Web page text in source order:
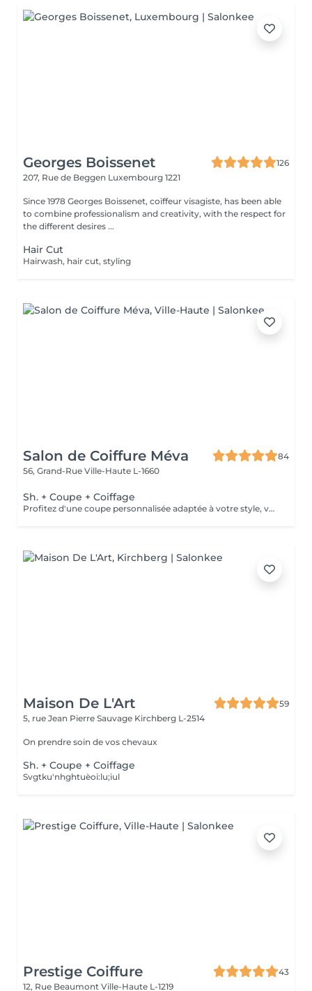
Georges Boissenet
126
207, Rue de Beggen Luxembourg 1221
Since 1978 Georges Boissenet, coiffeur visagiste, has been able
to combine professionalism and creativity, with the respect for
the different desires ...
Hair Cut
Hairwash, hair cut, styling
Salon de Coiffure Méva
84
56, Grand-Rue Ville-Haute L-1660
Sh. + Coupe + Coiffage
Profitez d'une coupe personnalisée adaptée à votre style, votre visage et la nature de vos cheveux. Après un conseil sur-mesure, nous réalisons une coupe précise et moderne, facile à entretenir. Consultation experte Shampooing adapté à vos cheveux et votre cuir chevelu Massage Coupe Soins coiffants Coiffage
Maison De L'Art
59
5, rue Jean Pierre Sauvage Kirchberg L-2514
On prendre soin de vos chevaux
Sh. + Coupe + Coiffage
Svgtku'nhghtuèoi:lu;iul
Prestige Coiffure
43
12, Rue Beaumont Ville-Haute L-1219